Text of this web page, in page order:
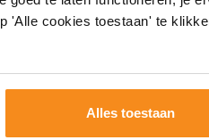
'Alle cookies toestaan' te
Alles toestaan